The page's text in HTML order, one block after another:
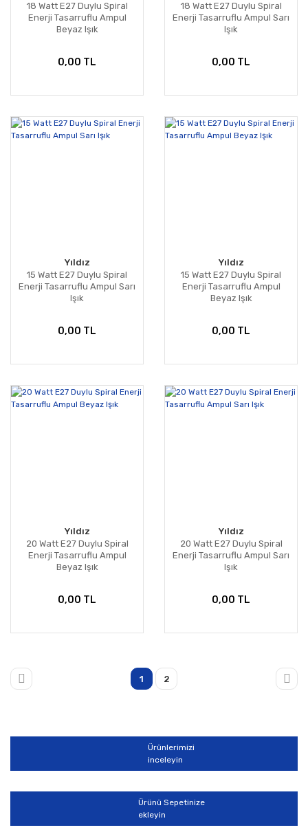
18 Watt E27 Duylu Spiral
Enerji Tasarruflu Ampul
Beyaz Işık
0,00 TL
18 Watt E27 Duylu Spiral
Enerji Tasarruflu Ampul Sarı
Işık
0,00 TL
Yıldız
15 Watt E27 Duylu Spiral
Enerji Tasarruflu Ampul Sarı
Işık
0,00 TL
Yıldız
15 Watt E27 Duylu Spiral
Enerji Tasarruflu Ampul
Beyaz Işık
0,00 TL
Yıldız
20 Watt E27 Duylu Spiral
Enerji Tasarruflu Ampul
Beyaz Işık
0,00 TL
Yıldız
20 Watt E27 Duylu Spiral
Enerji Tasarruflu Ampul Sarı
Işık
0,00 TL
1 2
Ürünlerimizi
inceleyin
Ürünü Sepetinize
ekleyin